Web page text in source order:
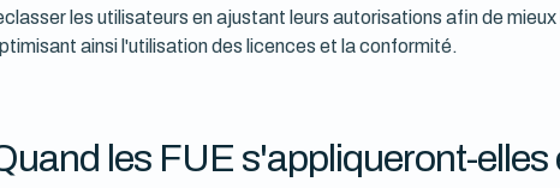
les utilisateurs en ajustant leurs autorisations afin de
ainsi l'utilisation des licences et la conformité.
les FUE s'appliqueront-elles